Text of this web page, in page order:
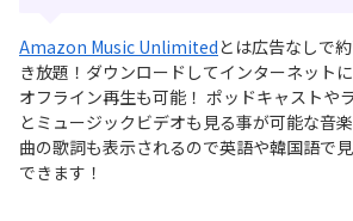
Amazon Music Unlimitedとは広告なしで
き放題！ダウンロードしてインターネット
オフライン再生も可能！ ポッドキャストや
とミュージックビデオも見る事が可能な音
曲の歌詞も表示されるので英語や韓国語で
できます！